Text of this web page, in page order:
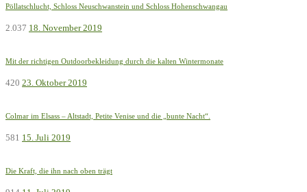
Pöllatschlucht, Schloss Neuschwanstein und Schloss Hohenschwangau
2.037 18. November 2019
Mit der richtigen Outdoorbekleidung durch die kalten Wintermonate
420 23. Oktober 2019
Colmar im Elsass – Altstadt, Petite Venise und die „bunte Nacht“.
581 15. Juli 2019
Die Kraft, die ihn nach oben trägt